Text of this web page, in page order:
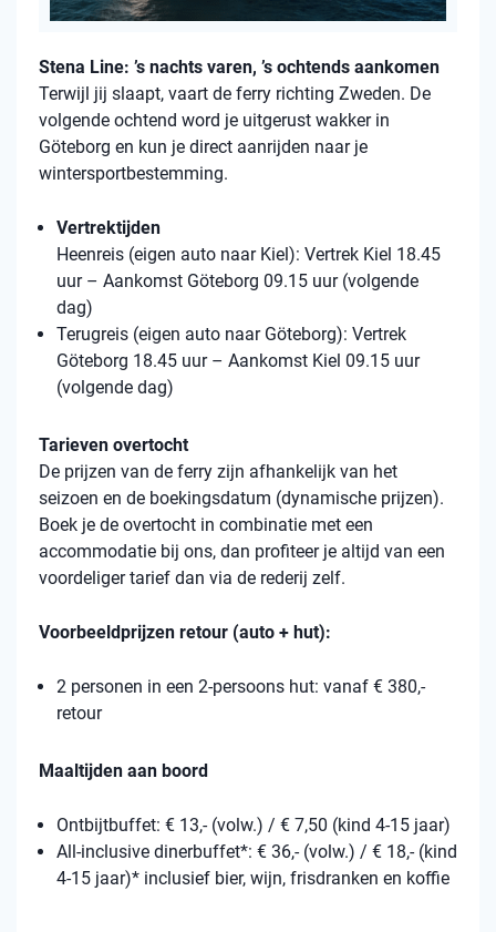
Stena Line: ’s nachts varen, ’s ochtends aankomen
Terwijl jij slaapt, vaart de ferry richting Zweden. De
volgende ochtend word je uitgerust wakker in
Göteborg en kun je direct aanrijden naar je
wintersportbestemming.
Vertrektijden
Heenreis (eigen auto naar Kiel): Vertrek Kiel 18.45
uur – Aankomst Göteborg 09.15 uur (volgende
dag)
Terugreis (eigen auto naar Göteborg): Vertrek
Göteborg 18.45 uur – Aankomst Kiel 09.15 uur
(volgende dag)
Tarieven overtocht
De prijzen van de ferry zijn afhankelijk van het
seizoen en de boekingsdatum (dynamische prijzen).
Boek je de overtocht in combinatie met een
accommodatie bij ons, dan profiteer je altijd van een
voordeliger tarief dan via de rederij zelf.
Voorbeeldprijzen retour (auto + hut):
2 personen in een 2-persoons hut: vanaf € 380,-
retour
Maaltijden aan boord
Ontbijtbuffet: € 13,- (volw.) / € 7,50 (kind 4-15 jaar)
All-inclusive dinerbuffet*: € 36,- (volw.) / € 18,- (kind
4-15 jaar)* inclusief bier, wijn, frisdranken en koffie